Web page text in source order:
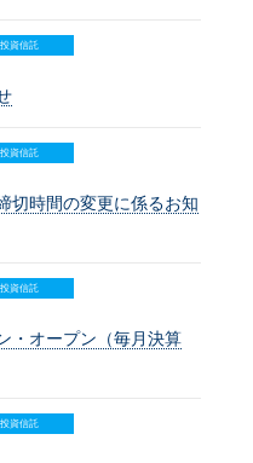
投資信託
投資信託
切時間の変更に係るお知
投資信託
・オープン（毎月決算
投資信託